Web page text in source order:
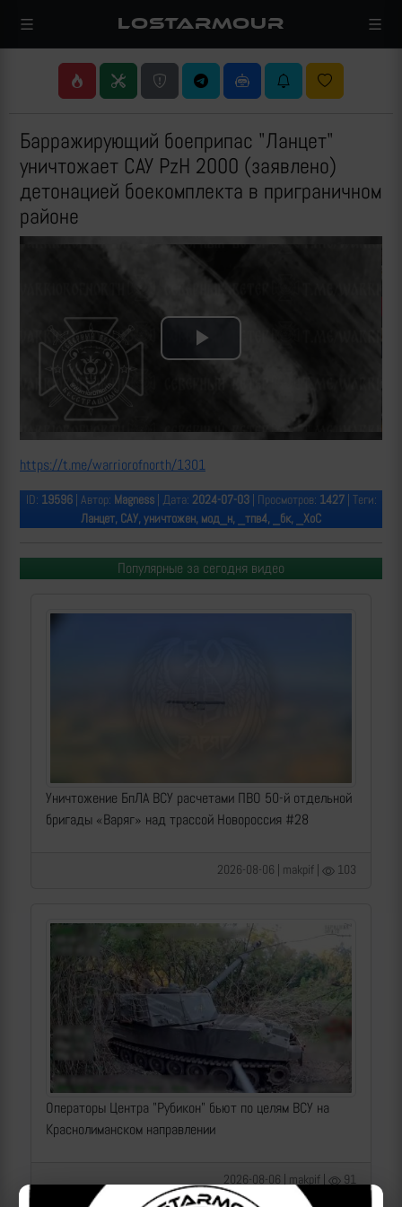
LOSTARMOUR
Барражирующий боеприпас "Ланцет"
уничтожает САУ PzH 2000 (заявлено)
детонацией боекомплекта в приграничном
районе
Play
Video
https://t.me/warriorofnorth/1301
ID: 19596| Автор: Magness| Дата: 2024-07-03| Просмотров: 1427| Теги:
Ланцет, САУ, уничтожен, мод_н, _тпв4, _бк, _ХоС
Популярные за сегодня видео
Уничтожение БпЛА ВСУ расчетами ПВО 50-й отдельной
бригады «Варяг» над трассой Новороссия #28
2026-08-06 | makpif | 103
Операторы Центра "Рубикон" бьют по целям ВСУ на
Краснолиманском направлении
2026-08-06 | makpif | 91